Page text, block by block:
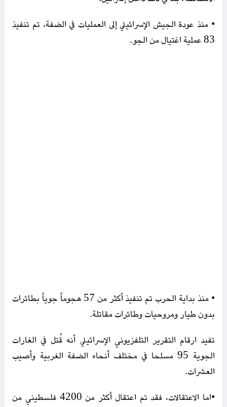
• منذ عودة الجيش الإسرائيلي إلى العمليات في الضفة، تم تنفيذ
83 عملية اغتيال من الجو.
• منذ بداية الحرب تم تنفيذ أكثر من 57 هجوماً جوياً بطائرات
بدون طيار ومروحيات وطائرات مقاتلة.
تفيد ارقام التقرير التلفزيوني الإسرائيلي أنه قُتل في الغارات
الجوية 95 مسلحا في مختلف أنحاء الضفة الغربية وأصيب
العشرات.
•اما الاعتقالات، فقد تم اعتقال أكثر من 4200 فلسطيني من